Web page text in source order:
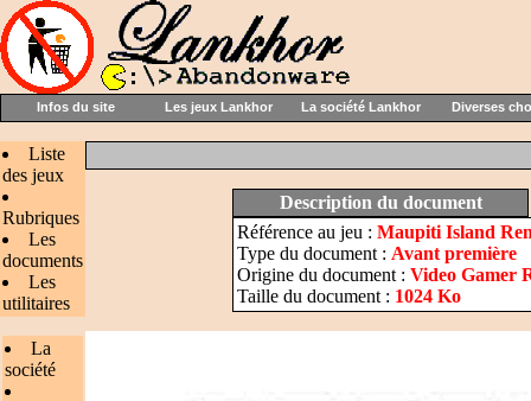
Infos du site Les jeux Lankhor La société Lankhor Diverses
Liste
des jeux
Rubriques
Les
documents
Les
utilitaires
La
société
Description du document
Référence au jeu : Maupiti Island
Type du document : Avant première
Origine du document : Video Gamer
Taille du document : 1024 Ko